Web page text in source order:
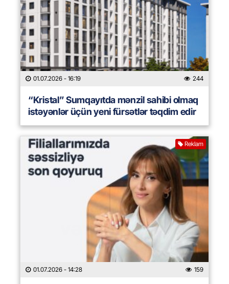
01.07.2026 - 16:19 244
“Kristal” Sumqayıtda mənzil sahibi olmaq
istəyənlər üçün yeni fürsətlər təqdim edir
Reklam
01.07.2026 - 14:28 159